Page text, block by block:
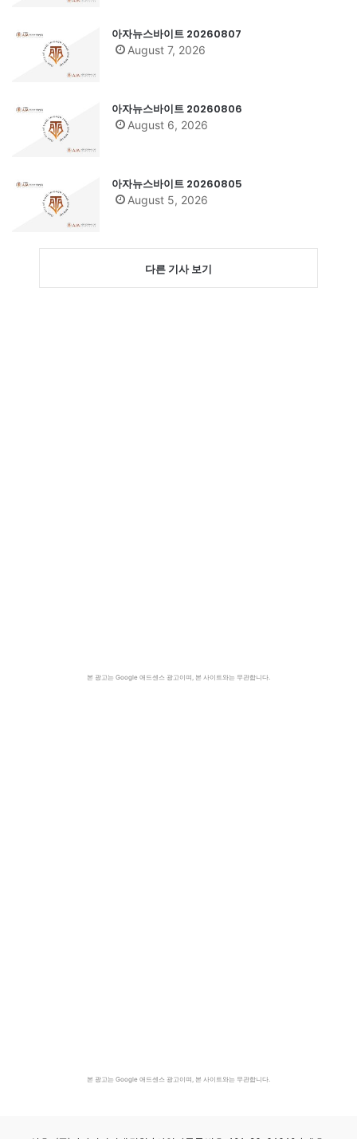
아자뉴스바이트 20260807
August 7, 2026
아자뉴스바이트 20260806
August 6, 2026
아자뉴스바이트 20260805
August 5, 2026
다른 기사 보기
본 광고는 Google 애드센스 광고이며, 본 사이트와는 무관합니다.
본 광고는 Google 애드센스 광고이며, 본 사이트와는 무관합니다.